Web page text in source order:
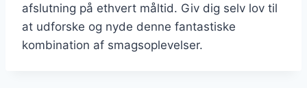
afslutning på ethvert måltid. Giv dig selv lov til
at udforske og nyde denne fantastiske
kombination af smagsoplevelser.